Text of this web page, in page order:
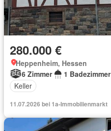
280.000 €
Heppenheim, Hessen
6 Zimmer
1 Badezimmer
Keller
11.07.2026 bei 1a-Immobilienmarkt